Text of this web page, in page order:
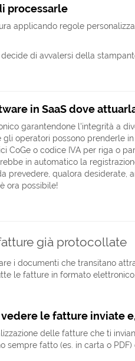
processarle
applicando regole
di avvalersi della
in SaaS dove
garantendone l'integrità a
operatori possono prenderle
CoGe o codice IVA per riga o
in automatico la
qualora desiderate,
ora possibile!
già protocollate
i documenti che transitano
le fatture in formato
le fatture inviate
delle fatture che ti
fatto (es. in carta o